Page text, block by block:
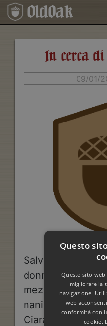
OldOak
In cerca
09/01/
Salve, a tutti gli
donne, elfi, figli
mezz'elfi, mezzi
nani, dorcha,
Ciaran, un uomo,
Questo
Questo sito
migliorare la
navigazione.
web
conformità con
cookie.